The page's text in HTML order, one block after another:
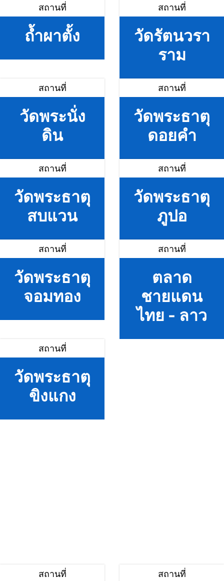
สถานที่
ถ้ำผาตั้ง
สถานที่
วัดรัตนวรา
ราม
สถานที่
วัดพระนั่ง
ดิน
สถานที่
วัดพระธาตุ
ดอยคำ
สถานที่
วัดพระธาตุ
สบแวน
สถานที่
วัดพระธาตุ
ภูปอ
สถานที่
วัดพระธาตุ
จอมทอง
สถานที่
ตลาด
ชายแดน
ไทย - ลาว
สถานที่
วัดพระธาตุ
ขิงแกง
สถานที่ สถานที่